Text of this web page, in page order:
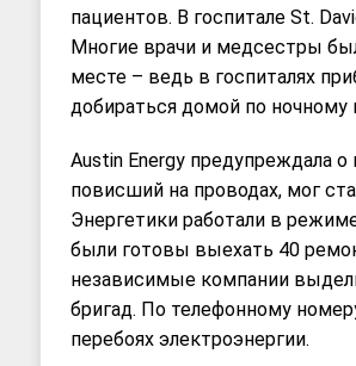
пациентов. В госпитале St.
Многие врачи и медсестры
месте – ведь в госпиталях
добираться домой по ночному
Austin Energy предупреждала
повисший на проводах, мог
Энергетики работали в
были готовы выехать 40
независимые компании
бригад. По телефонному
перебоях электроэнергии.